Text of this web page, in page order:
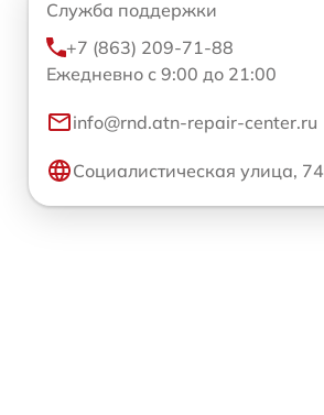
Служба поддержки
+7 (863) 209-71-88
Ежедневно с 9:00 до 21:00
info@rnd.atn-repair-center.ru
Социалистическая улица, 74